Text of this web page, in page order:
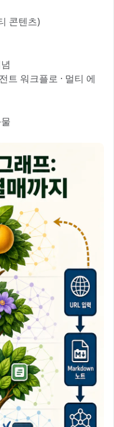
콘텐츠)
트 워크플로 · 멀티 에